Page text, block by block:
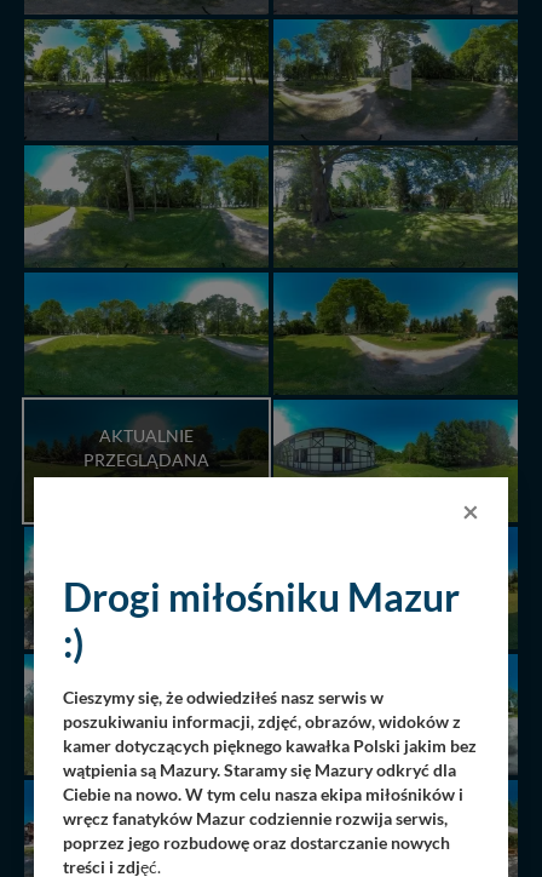
AKTUALNIE
PRZEGLĄDANA
×
Drogi miłośniku Mazur
:)
Cieszymy się, że odwiedziłeś nasz serwis w
poszukiwaniu informacji, zdjęć, obrazów, widoków z
kamer dotyczących pięknego kawałka Polski jakim bez
wątpienia są Mazury. Staramy się Mazury odkryć dla
Ciebie na nowo. W tym celu nasza ekipa miłośników i
wręcz fanatyków Mazur codziennie rozwija serwis,
poprzez jego rozbudowę oraz dostarczanie nowych
treści i zdjęć.